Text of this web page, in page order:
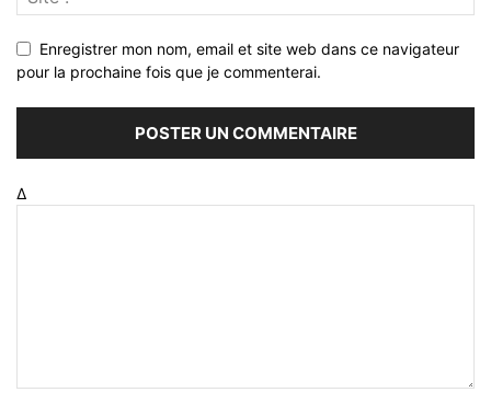
Enregistrer mon nom, email et site web dans ce navigateur
pour la prochaine fois que je commenterai.
Δ